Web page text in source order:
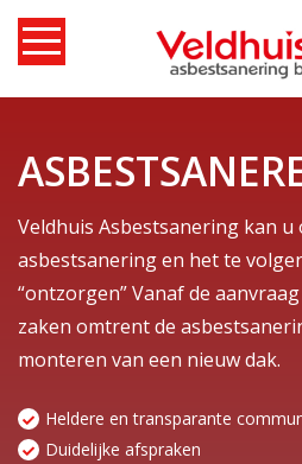
content
Veldhuis Asbestsanering kan u
asbestsanering en het te
“ontzorgen” Vanaf de
zaken omtrent de
monteren van een nieuw dak.
Heldere en transparante
Duidelijke afspraken